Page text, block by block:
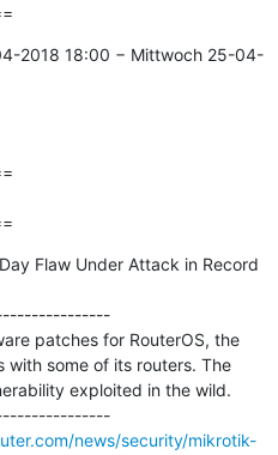
2018 18:00 − Mittwoch 25-04-
Flaw Under Attack in Record
patches for RouterOS, the
some of its routers. The
exploited in the wild.
---------------------------------------------
news/security/mikrotik-